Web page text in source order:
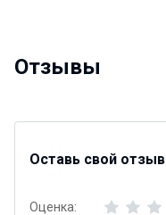
Отзывы
Оставь свой отзыв
Оценка: